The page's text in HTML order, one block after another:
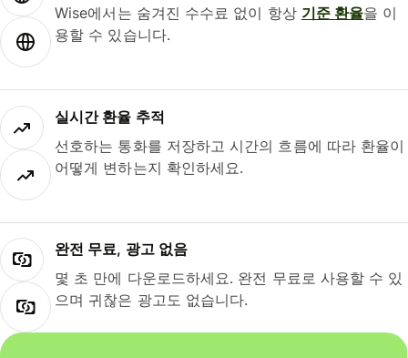
Wise에서는 숨겨진 수수료 없이 항상 기준 환율을 이
용할 수 있습니다.
실시간 환율 추적
선호하는 통화를 저장하고 시간의 흐름에 따라 환율이
어떻게 변하는지 확인하세요.
완전 무료, 광고 없음
몇 초 만에 다운로드하세요. 완전 무료로 사용할 수 있
으며 귀찮은 광고도 없습니다.